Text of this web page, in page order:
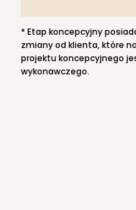
* Etap koncepcyjny
zmiany od klienta, które
projektu koncepcyjnego
wykonawczego.